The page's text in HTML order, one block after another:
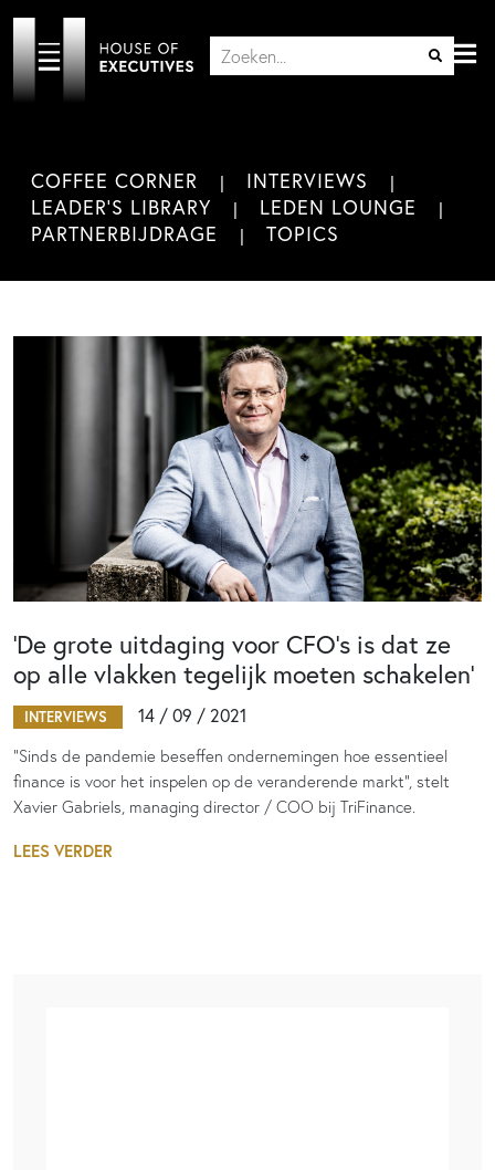
COFFEE CORNER
INTERVIEWS
LEADER'S LIBRARY
LEDEN LOUNGE
PARTNERBIJDRAGE
TOPICS
‘De grote uitdaging voor CFO’s is dat ze
op alle vlakken tegelijk moeten schakelen’
INTERVIEWS 14 / 09 / 2021
“Sinds de pandemie beseffen ondernemingen hoe essentieel
finance is voor het inspelen op de veranderende markt”, stelt
Xavier Gabriels, managing director / COO bij TriFinance.
LEES VERDER